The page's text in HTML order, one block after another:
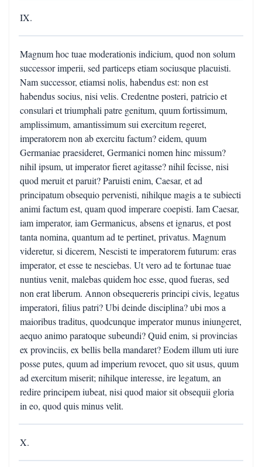
IX.
Magnum hoc tuae moderationis indicium, quod non solum
successor imperii, sed particeps etiam sociusque placuisti.
Nam successor, etiamsi nolis, habendus est: non est
habendus socius, nisi velis. Credentne posteri, patricio et
consulari et triumphali patre genitum, quum fortissimum,
amplissimum, amantissimum sui exercitum regeret,
imperatorem non ab exercitu factum? eidem, quum
Germaniae praesideret, Germanici nomen hinc missum?
nihil ipsum, ut imperator fieret agitasse? nihil fecisse, nisi
quod meruit et paruit? Paruisti enim, Caesar, et ad
principatum obsequio pervenisti, nihilque magis a te subiecti
animi factum est, quam quod imperare coepisti. Iam Caesar,
iam imperator, iam Germanicus, absens et ignarus, et post
tanta nomina, quantum ad te pertinet, privatus. Magnum
videretur, si dicerem, Nescisti te imperatorem futurum: eras
imperator, et esse te nesciebas. Ut vero ad te fortunae tuae
nuntius venit, malebas quidem hoc esse, quod fueras, sed
non erat liberum. Annon obsequereris principi civis, legatus
imperatori, filius patri? Ubi deinde disciplina? ubi mos a
maioribus traditus, quodcunque imperator munus iniungeret,
aequo animo paratoque subeundi? Quid enim, si provincias
ex provinciis, ex bellis bella mandaret? Eodem illum uti iure
posse putes, quum ad imperium revocet, quo sit usus, quum
ad exercitum miserit; nihilque interesse, ire legatum, an
redire principem iubeat, nisi quod maior sit obsequii gloria
in eo, quod quis minus velit.
X.